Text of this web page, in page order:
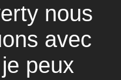
nous
avec
peux